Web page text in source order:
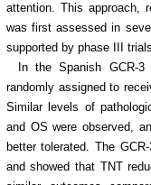
attention. This approach,
was first assessed in
supported by phase III
In the Spanish GCR-
randomly assigned to
Similar levels of
and OS were observed,
better tolerated. The
and showed that TNT